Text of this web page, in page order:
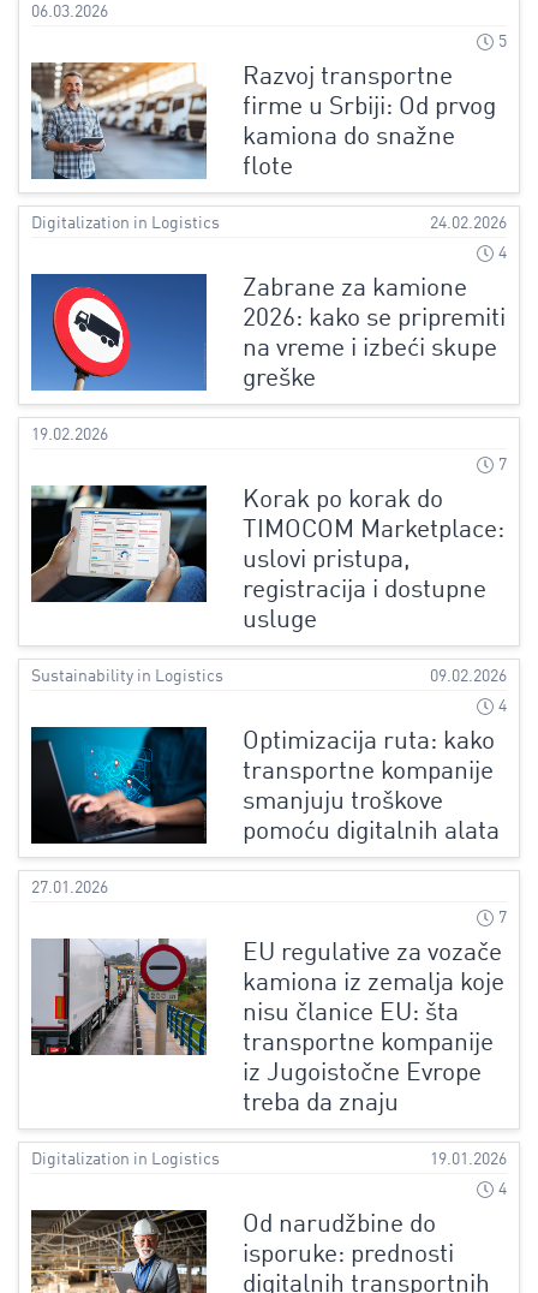
06.03.2026
5
Razvoj transportne
firme u Srbiji: Od prvog
kamiona do snažne
flote
Digitalization in Logistics
24.02.2026
4
Zabrane za kamione
2026: kako se pripremiti
na vreme i izbeći skupe
greške
19.02.2026
7
Korak po korak do
TIMOCOM Marketplace:
uslovi pristupa,
registracija i dostupne
usluge
Sustainability in Logistics
09.02.2026
4
Optimizacija ruta: kako
transportne kompanije
smanjuju troškove
pomoću digitalnih alata
27.01.2026
7
EU regulative za vozače
kamiona iz zemalja koje
nisu članice EU: šta
transportne kompanije
iz Jugoistočne Evrope
treba da znaju
Digitalization in Logistics
19.01.2026
4
Od narudžbine do
isporuke: prednosti
digitalnih transportnih